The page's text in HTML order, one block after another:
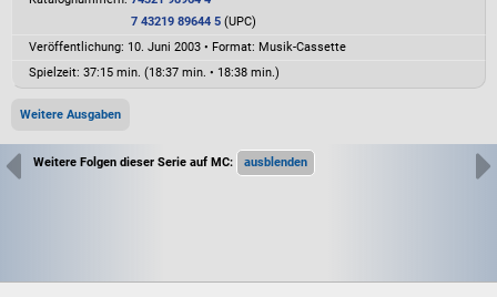
7 43219 89644 5 (UPC)
Veröffentlichung: 10. Juni 2003 • Format: Musik-Cassette
Spielzeit: 37:15 min. (18:37 min. • 18:38 min.)
Weitere Ausgaben
Weitere Folgen dieser Serie auf MC: